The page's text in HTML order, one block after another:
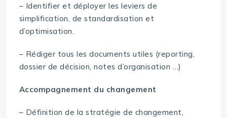
– Identifier et déployer les leviers de
simplification, de standardisation et
d’optimisation.
– Rédiger tous les documents utiles (reporting,
dossier de décision, notes d’organisation …)
Accompagnement du changement
– Définition de la stratégie de changement,